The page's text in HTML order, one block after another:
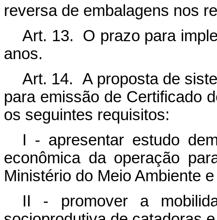
reversa de embalagens nos
Art. 13. O prazo para
anos.
Art. 14. A proposta de
para emissão de Certificado
os seguintes requisitos:
I - apresentar estudo
econômica da operação
Ministério do Meio Ambiente
II - promover a